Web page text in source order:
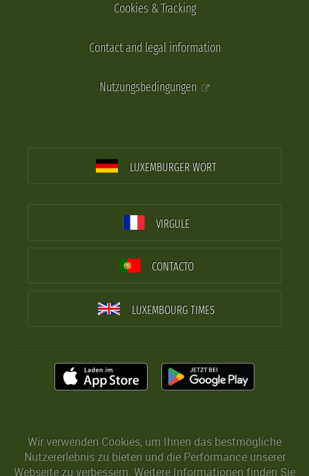
Cookies & Tracking
Contact and legal information
Nutzungsbedingungen
LUXEMBURGER WORT
VIRGULE
CONTACTO
LUXEMBOURG TIMES
Wir verwenden Cookies, um Ihnen das bestmögliche
Nutzererlebnis zu bieten und die Performance unserer
Webseite zu verbessern. Weitere Informationen finden Sie